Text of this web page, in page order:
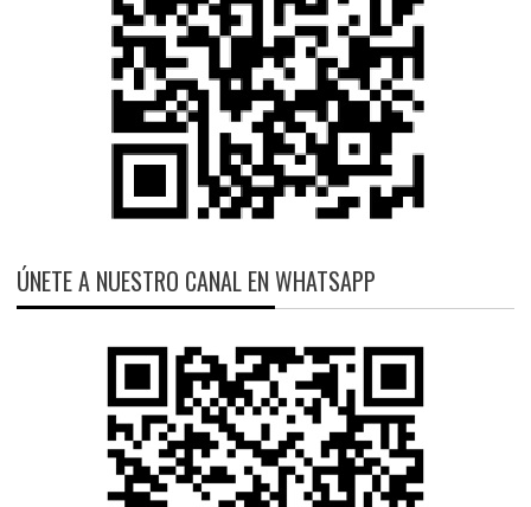
ÚNETE A NUESTRO CANAL EN WHATSAPP